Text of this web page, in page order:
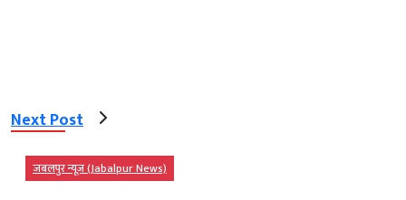
Next Post
जबलपुर न्यूज़ (Jabalpur News)